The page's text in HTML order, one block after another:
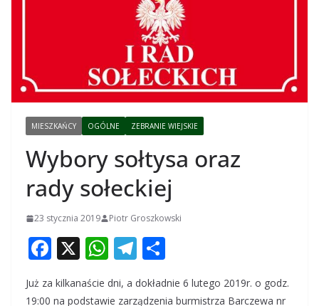
MIESZKAŃCY OGÓLNE ZEBRANIE WIEJSKIE
Wybory sołtysa oraz
rady sołeckiej
23 stycznia 2019 Piotr Groszkowski
F
ac
e
X W
h
at
T
el
e
h
ar
Już za kilkanaście dni, a dokładnie 6 lutego 2019r. o godz.
19:00 na podstawie zarządzenia burmistrza Barczewa nr